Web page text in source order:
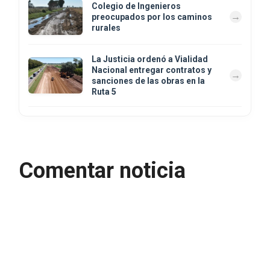
Colegio de Ingenieros
preocupados por los caminos
rurales
La Justicia ordenó a Vialidad
Nacional entregar contratos y
sanciones de las obras en la
Ruta 5
Comentar noticia